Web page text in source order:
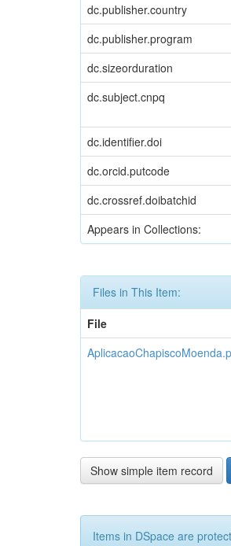
dc.publisher.country
dc.publisher.program
dc.sizeorduration
dc.subject.cnpq
dc.identifier.doi
dc.orcid.putcode
dc.crossref.doibatchid
Appears in Collections:
Files in This Item:
File
Show simple item record
Items in DSpace are